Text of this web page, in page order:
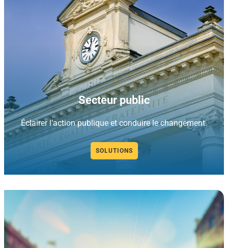
Secteur public
Éclairer l’action publique et conduire le changement.
SOLUTIONS